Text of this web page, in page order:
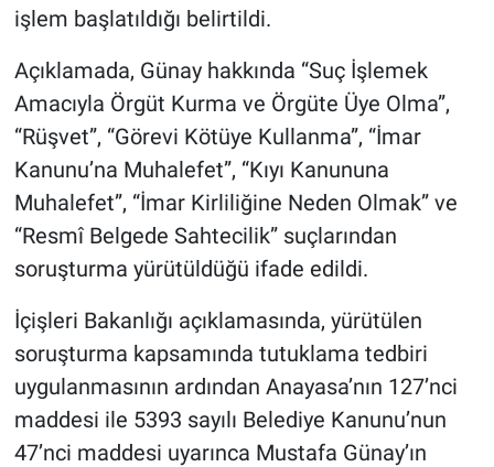
işlem başlatıldığı belirtildi.
Açıklamada, Günay hakkında “Suç İşlemek
Amacıyla Örgüt Kurma ve Örgüte Üye Olma”,
“Rüşvet”, “Görevi Kötüye Kullanma”, “İmar
Kanunu’na Muhalefet”, “Kıyı Kanununa
Muhalefet”, “İmar Kirliliğine Neden Olmak” ve
“Resmî Belgede Sahtecilik” suçlarından
soruşturma yürütüldüğü ifade edildi.
İçişleri Bakanlığı açıklamasında, yürütülen
soruşturma kapsamında tutuklama tedbiri
uygulanmasının ardından Anayasa’nın 127’nci
maddesi ile 5393 sayılı Belediye Kanunu’nun
47’nci maddesi uyarınca Mustafa Günay’ın